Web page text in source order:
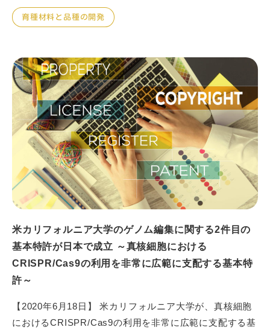
育種材料と品種の開発
米カリフォルニア大学のゲノム編集に関する2件目の
基本特許が日本で成立 ～真核細胞における
CRISPR/Cas9の利用を非常に広範に支配する基本特
許～
【2020年6月18日】 米カリフォルニア大学が、真核細胞
におけるCRISPR/Cas9の利用を非常に広範に支配する基